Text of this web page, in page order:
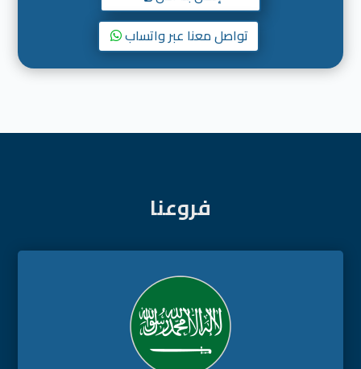
تواصل معنا عبر واتساب
فروعنا